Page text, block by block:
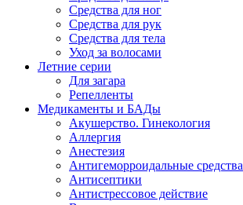
Средства для ног
Средства для рук
Средства для тела
Уход за волосами
Летние серии
Для загара
Репелленты
Медикаменты и БАДы
Акушерство. Гинекология
Аллергия
Анестезия
Антигеморроидальные средства
Антисептики
Антистрессовое действие